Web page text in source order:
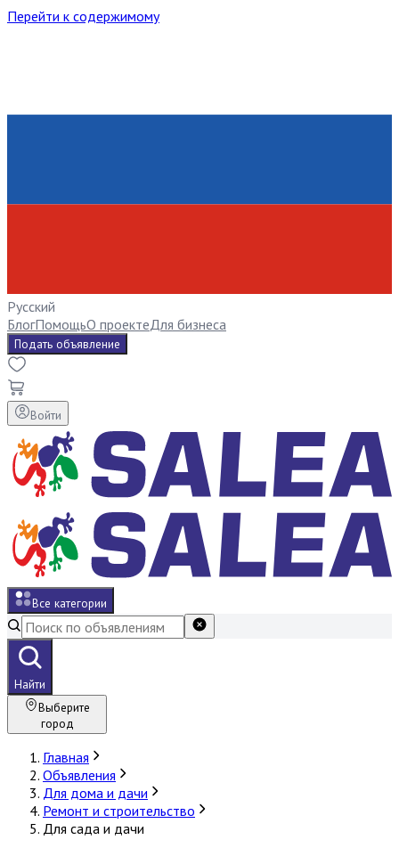
Перейти к содержимому
Русский
БлогПомощьО проектеДля бизнеса
Подать объявление
Войти
Все категории
Найти
Выберите
город
Главная
Объявления
Для дома и дачи
Ремонт и строительство
Для сада и дачи